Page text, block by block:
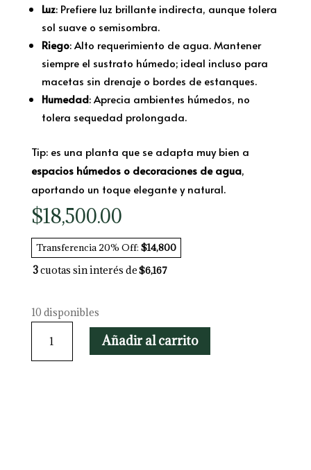
Luz: Prefiere luz brillante indirecta, aunque tolera
sol suave o semisombra.
Riego: Alto requerimiento de agua. Mantener
siempre el sustrato húmedo; ideal incluso para
macetas sin drenaje o bordes de estanques.
Humedad: Aprecia ambientes húmedos, no
tolera sequedad prolongada.
Tip: es una planta que se adapta muy bien a
espacios húmedos o decoraciones de agua,
aportando un toque elegante y natural.
$18,500.00
Transferencia 20% Off: $14,800
3cuotas sin interés de$6,167
10 disponibles
cantidad
Añadir al carrito